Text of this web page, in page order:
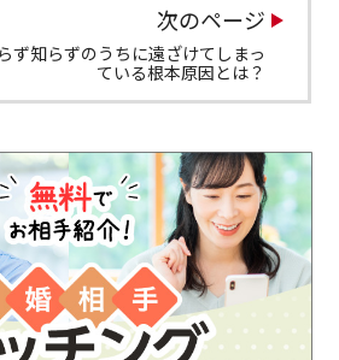
次のページ
ず知らずのうちに遠ざけてしまっ
ている根本原因とは？